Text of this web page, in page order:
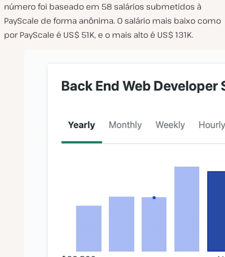
número foi baseado em 58 salários submetidos à
PayScale de forma anônima. O salário mais baixo como
por PayScale é US$ 51K, e o mais alto é US$ 131K.